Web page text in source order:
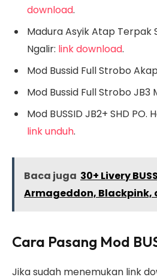
download.
Madura Asyik Atap Terpak
Ngalir: link download.
Mod Bussid Full Strobo
Mod Bussid Full Strobo JB3
Mod BUSSID JB2+ SHD PO.
link unduh.
Baca juga 30+ Livery
Armageddon, Blackpink,
Cara Pasang Mod
Jika sudah menemukan link